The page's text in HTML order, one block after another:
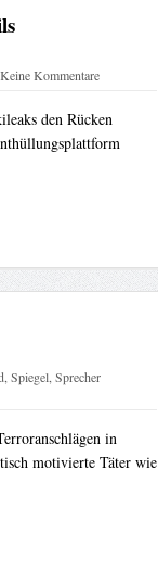
Keine Kommentare
den Rücken
, Spiegel, Sprecher
in
motivierte Täter wie